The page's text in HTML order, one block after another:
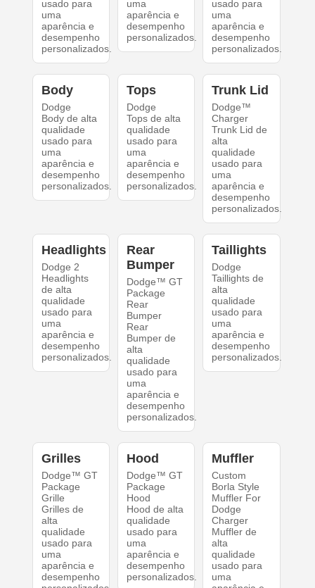
usado para
uma
aparência e
desempenho
personalizados.
uma
aparência e
desempenho
personalizados.
usado para
uma
aparência e
desempenho
personalizados.
Body
Dodge
Body de alta
qualidade
usado para
uma
aparência e
desempenho
personalizados.
Tops
Dodge
Tops de alta
qualidade
usado para
uma
aparência e
desempenho
personalizados.
Trunk Lid
Dodge™
Charger
Trunk Lid de
alta
qualidade
usado para
uma
aparência e
desempenho
personalizados.
Headlights
Dodge 2
Headlights
de alta
qualidade
usado para
uma
aparência e
desempenho
personalizados.
Rear
Bumper
Dodge™ GT
Package
Rear
Bumper
Rear
Bumper de
alta
qualidade
usado para
uma
aparência e
desempenho
personalizados.
Taillights
Dodge
Taillights de
alta
qualidade
usado para
uma
aparência e
desempenho
personalizados.
Grilles
Dodge™ GT
Package
Grille
Grilles de
alta
qualidade
usado para
uma
aparência e
desempenho
Hood
Dodge™ GT
Package
Hood
Hood de alta
qualidade
usado para
uma
aparência e
desempenho
personalizados.
Muffler
Custom
Borla Style
Muffler For
Dodge
Charger
Muffler de
alta
qualidade
usado para
uma